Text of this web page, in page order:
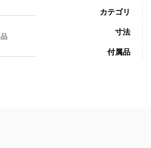
カテゴリ
寸法
付属品